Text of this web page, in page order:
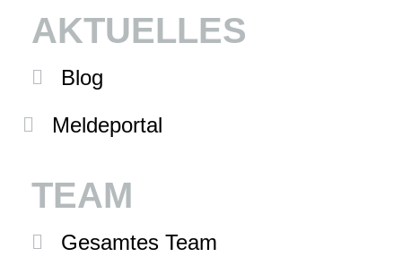
AKTUELLES
Blog
Meldeportal
TEAM
Gesamtes Team